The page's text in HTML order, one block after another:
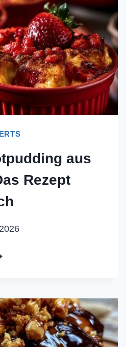
aus
Rezept